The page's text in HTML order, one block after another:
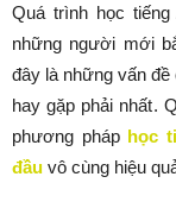
Quá trình học
những người mới
đây là những vấn
hay gặp phải nhất.
phương pháp học
đầu vô cùng hiệu